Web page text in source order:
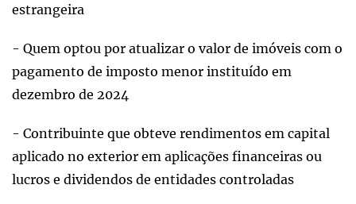
estrangeira
- Quem optou por atualizar o valor de imóveis com o
pagamento de imposto menor instituído em
dezembro de 2024
- Contribuinte que obteve rendimentos em capital
aplicado no exterior em aplicações financeiras ou
lucros e dividendos de entidades controladas